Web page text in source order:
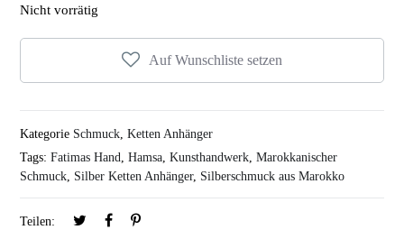
Nicht vorrätig
Auf Wunschliste setzen
Kategorie Schmuck,Ketten Anhänger
Tags:Fatimas Hand,Hamsa,Kunsthandwerk,Marokkanischer
Schmuck, Silber Ketten Anhänger, Silberschmuck aus Marokko
Teilen: